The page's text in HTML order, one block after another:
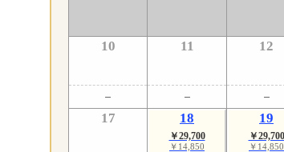
10 11 12
17 18
￥29,700
￥14,850
19
￥29,700
￥14,850